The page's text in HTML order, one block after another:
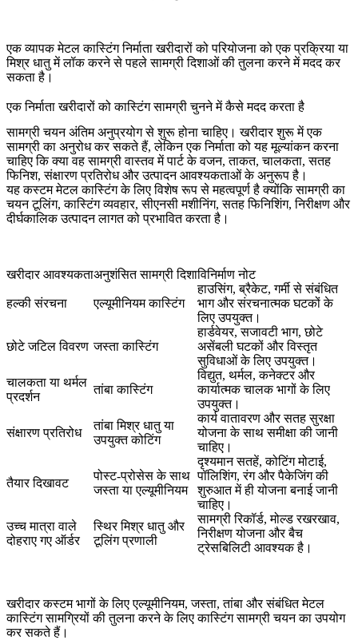
एक व्यापकमेटल कास्टिंग निर्माताखरीदारों को परियोजना को एक प्रक्रिया या
मिश्र धातु में लॉक करने से पहले सामग्री दिशाओं की तुलना करने में मदद कर
सकता है।
एक निर्माता खरीदारों को कास्टिंग सामग्री चुनने में कैसे मदद करता है
सामग्री चयन अंतिम अनुप्रयोग से शुरू होना चाहिए। खरीदार शुरू में एक
सामग्री का अनुरोध कर सकते हैं, लेकिन एक निर्माता को यह मूल्यांकन करना
चाहिए कि क्या वह सामग्री वास्तव में पार्ट के वजन, ताकत, चालकता, सतह
फिनिश, संक्षारण प्रतिरोध और उत्पादन आवश्यकताओं के अनुरूप है।
यह कस्टम मेटल कास्टिंग के लिए विशेष रूप से महत्वपूर्ण है क्योंकि सामग्री का
चयन टूलिंग, कास्टिंग व्यवहार, सीएनसी मशीनिंग, सतह फिनिशिंग, निरीक्षण और
दीर्घकालिक उत्पादन लागत को प्रभावित करता है।
खरीदार आवश्यकताअनुशंसित सामग्री दिशाविनिर्माण नोट
हल्की संरचना एल्यूमीनियम कास्टिंग
हाउसिंग, ब्रैकेट, गर्मी से संबंधित
भाग और संरचनात्मक घटकों के
लिए उपयुक्त।
छोटे जटिल विवरण जस्ता कास्टिंग
हार्डवेयर, सजावटी भाग, छोटे
असेंबली घटकों और विस्तृत
सुविधाओं के लिए उपयुक्त।
चालकता या थर्मल
प्रदर्शन
तांबा कास्टिंग
विद्युत, थर्मल, कनेक्टर और
कार्यात्मक चालक भागों के लिए
उपयुक्त।
संक्षारण प्रतिरोध
तांबा मिश्र धातु या
उपयुक्त कोटिंग
कार्य वातावरण और सतह सुरक्षा
योजना के साथ समीक्षा की जानी
चाहिए।
तैयार दिखावट
पोस्ट-प्रोसेस के साथ
जस्ता या एल्यूमीनियम
दृश्यमान सतहें, कोटिंग मोटाई,
पॉलिशिंग, रंग और पैकेजिंग की
शुरुआत में ही योजना बनाई जानी
चाहिए।
उच्च मात्रा वाले
दोहराए गए ऑर्डर
स्थिर मिश्र धातु और
टूलिंग प्रणाली
सामग्री रिकॉर्ड, मोल्ड रखरखाव,
निरीक्षण योजना और बैच
ट्रेसबिलिटी आवश्यक है।
खरीदार कस्टम भागों के लिए एल्यूमीनियम, जस्ता, तांबा और संबंधित मेटल
कास्टिंग सामग्रियों की तुलना करने के लिएकास्टिंग सामग्री चयनका उपयोग
कर सकते हैं।